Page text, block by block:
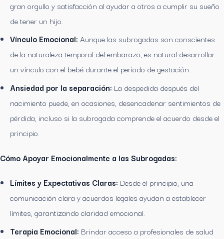
gran orgullo y satisfacción al ayudar a otros a cumplir su sueño
de tener un hijo.
Vínculo Emocional: Aunque las subrogadas son conscientes
de la naturaleza temporal del embarazo, es natural desarrollar
un vínculo con el bebé durante el periodo de gestación.
Ansiedad por la separación: La despedida después del
nacimiento puede, en ocasiones, desencadenar sentimientos de
pérdida, incluso si la subrogada comprende el acuerdo desde el
principio.
Cómo Apoyar Emocionalmente a las Subrogadas:
Límites y Expectativas Claras: Desde el principio, una
comunicación clara y acuerdos legales ayudan a establecer
límites, garantizando claridad emocional.
Terapia Emocional: Brindar acceso a profesionales de salud